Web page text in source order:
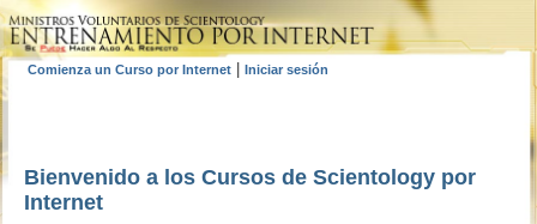
Comienza un Curso por Internet Iniciar sesión
Bienvenido a los Cursos de Scientology por
Internet